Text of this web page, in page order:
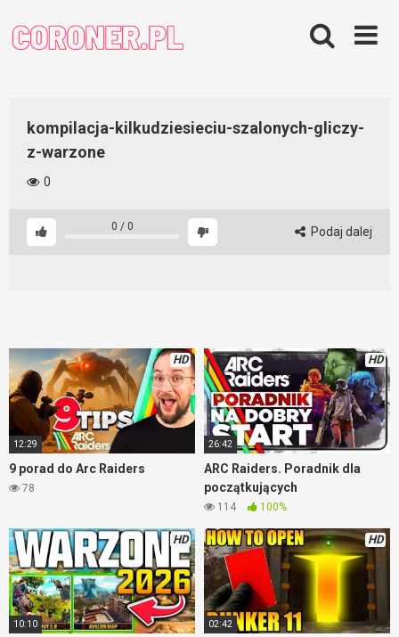
content
kompilacja-kilkudziesieciu-szalonych-gliczy-
z-warzone
0
0 / 0 Podaj dalej
HD
12:29
9 porad do Arc Raiders
78
HD
26:42
ARC Raiders. Poradnik dla
początkujących
114 100%
HD
10:10
HD
02:42